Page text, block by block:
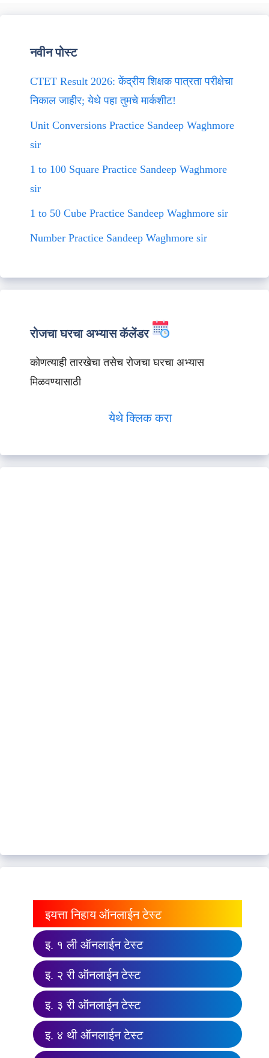
नवीन पोस्ट
CTET Result 2026: केंद्रीय शिक्षक पात्रता परीक्षेचा
निकाल जाहीर; येथे पहा तुमचे मार्कशीट!
Unit Conversions Practice Sandeep Waghmore
sir
1 to 100 Square Practice Sandeep Waghmore
sir
1 to 50 Cube Practice Sandeep Waghmore sir
Number Practice Sandeep Waghmore sir
रोजचा घरचा अभ्यास कॅलेंडर
कोणत्याही तारखेचा तसेच रोजचा घरचा अभ्यास
मिळवण्यासाठी
येथे क्लिक करा
इयत्ता निहाय ऑनलाईन टेस्ट
इ. १ ली ऑनलाईन टेस्ट
इ. २ री ऑनलाईन टेस्ट
इ. ३ री ऑनलाईन टेस्ट
इ. ४ थी ऑनलाईन टेस्ट